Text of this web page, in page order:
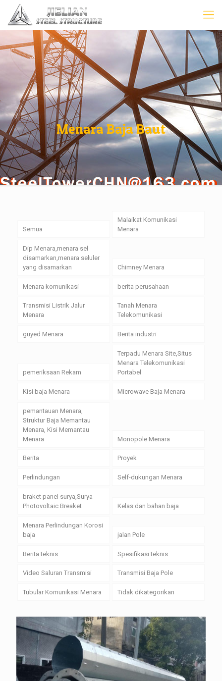
Menara Baja Baut
Semua
Malaikat Komunikasi
Menara
Dip Menara,menara sel
disamarkan,menara seluler
yang disamarkan
Chimney Menara
Menara komunikasi berita perusahaan
Transmisi Listrik Jalur
Menara
Tanah Menara
Telekomunikasi
guyed Menara Berita industri
pemeriksaan Rekam
Terpadu Menara Site,Situs
Menara Telekomunikasi
Portabel
Kisi baja Menara Microwave Baja Menara
pemantauan Menara,
Struktur Baja Memantau
Menara, Kisi Memantau
Menara
Monopole Menara
Berita Proyek
Perlindungan Self-dukungan Menara
braket panel surya,Surya
Photovoltaic Breaket
Kelas dan bahan baja
Menara Perlindungan Korosi
baja
jalan Pole
Berita teknis Spesifikasi teknis
Video Saluran Transmisi Transmisi Baja Pole
Tubular Komunikasi Menara Tidak dikategorikan